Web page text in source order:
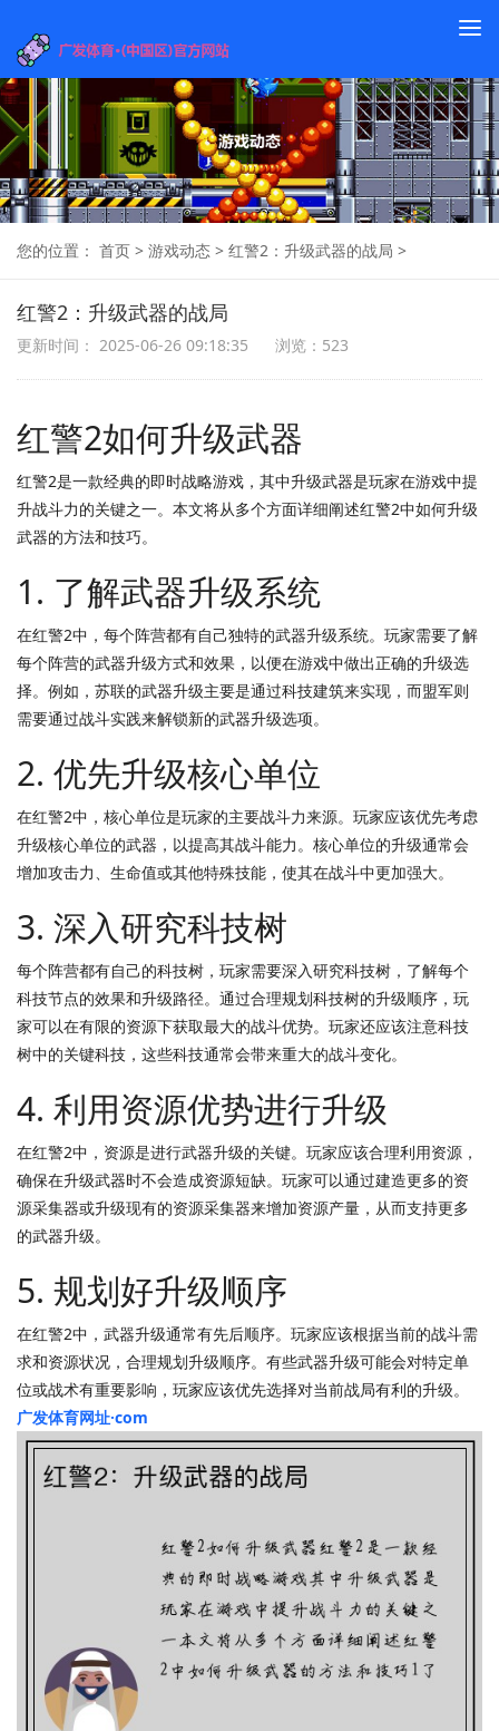
您的位置： 首页 > 游戏动态 > 红警2：升级武器的战局 >
红警2：升级武器的战局
更新时间： 2025-06-26 09:18:35 浏览：523
红警2如何升级武器
红警2是一款经典的即时战略游戏，其中升级武器是玩家在游戏中提
升战斗力的关键之一。本文将从多个方面详细阐述红警2中如何升级
武器的方法和技巧。
1. 了解武器升级系统
在红警2中，每个阵营都有自己独特的武器升级系统。玩家需要了解
每个阵营的武器升级方式和效果，以便在游戏中做出正确的升级选
择。例如，苏联的武器升级主要是通过科技建筑来实现，而盟军则
需要通过战斗实践来解锁新的武器升级选项。
2. 优先升级核心单位
在红警2中，核心单位是玩家的主要战斗力来源。玩家应该优先考虑
升级核心单位的武器，以提高其战斗能力。核心单位的升级通常会
增加攻击力、生命值或其他特殊技能，使其在战斗中更加强大。
3. 深入研究科技树
每个阵营都有自己的科技树，玩家需要深入研究科技树，了解每个
科技节点的效果和升级路径。通过合理规划科技树的升级顺序，玩
家可以在有限的资源下获取最大的战斗优势。玩家还应该注意科技
树中的关键科技，这些科技通常会带来重大的战斗变化。
4. 利用资源优势进行升级
在红警2中，资源是进行武器升级的关键。玩家应该合理利用资源，
确保在升级武器时不会造成资源短缺。玩家可以通过建造更多的资
源采集器或升级现有的资源采集器来增加资源产量，从而支持更多
的武器升级。
5. 规划好升级顺序
在红警2中，武器升级通常有先后顺序。玩家应该根据当前的战斗需
求和资源状况，合理规划升级顺序。有些武器升级可能会对特定单
位或战术有重要影响，玩家应该优先选择对当前战局有利的升级。
广发体育网址·com